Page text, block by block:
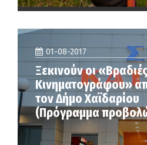
01-08-2017
Ξεκινούν οι
Κινηματογράφου»
τον Δήμο Χαϊδαρίου
(Πρόγραμμα